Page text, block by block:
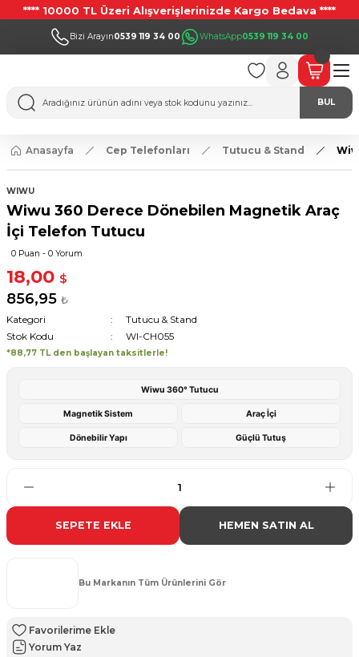
**** 10000 TL Üzeri Alışverişlerinizde Kargo Bedava ****
Bizi Arayın0539 119 34 00 WhatsApp0539 119 34 00
BUL
Anasayfa Cep Telefonları Tutucu & Stand
WIWU
Wiwu 360 Derece Dönebilen Magnetik Araç
İçi Telefon Tutucu
0 Puan - 0 Yorum
18,00 $
856,95 ₺
Kategori
Tutucu & Stand
Stok Kodu
WI-CH055
*88,77 TL den başlayan taksitlerle!
Wiwu 360° Tutucu
Magnetik Sistem Araç İçi
Dönebilir Yapı Güçlü Tutuş
SEPETE EKLE HEMEN SATIN AL
Bu Markanın Tüm Ürünlerini Gör
Yorum Yaz